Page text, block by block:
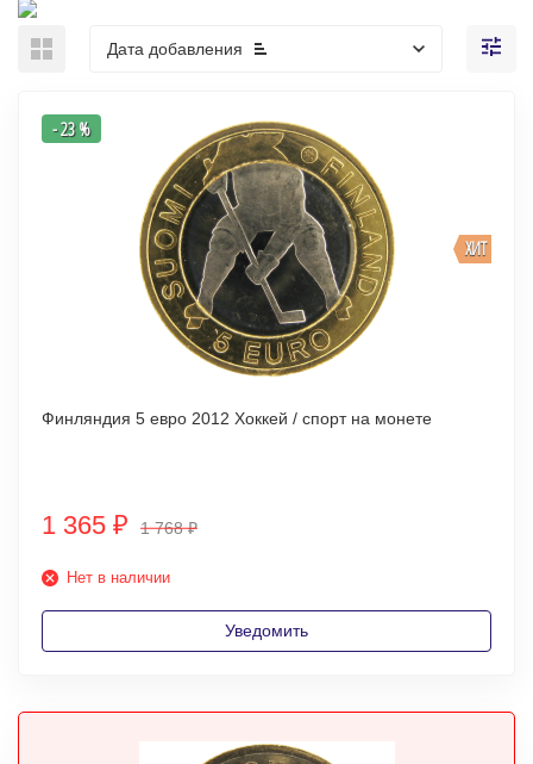
Дата добавления
ХИТ
- 23 %
Финляндия 5 евро 2012 Хоккей / спорт на монете
1 365 ₽ 1 768₽
Нет в наличии
Уведомить